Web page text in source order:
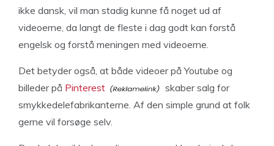
ikke dansk, vil man stadig kunne få noget ud af
videoerne, da langt de fleste i dag godt kan forstå
engelsk og forstå meningen med videoerne.
Det betyder også, at både videoer på Youtube og
billeder på Pinterest
skaber salg for
smykkedelefabrikanterne. Af den simple grund at folk
gerne vil forsøge selv.